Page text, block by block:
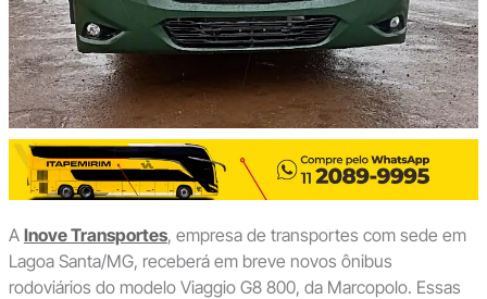
A Inove Transportes, empresa de transportes com sede em
Lagoa Santa/MG, receberá em breve novos ônibus
rodoviários do modelo Viaggio G8 800, da Marcopolo. Essas